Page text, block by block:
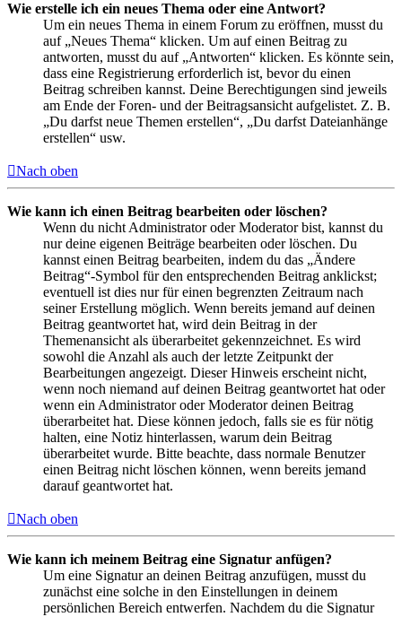
Wie erstelle ich ein neues Thema oder eine Antwort?
Um ein neues Thema in einem Forum zu eröffnen, musst du
auf „Neues Thema“ klicken. Um auf einen Beitrag zu
antworten, musst du auf „Antworten“ klicken. Es könnte sein,
dass eine Registrierung erforderlich ist, bevor du einen
Beitrag schreiben kannst. Deine Berechtigungen sind jeweils
am Ende der Foren- und der Beitragsansicht aufgelistet. Z. B.
„Du darfst neue Themen erstellen“, „Du darfst Dateianhänge
erstellen“ usw.
Nach oben
Wie kann ich einen Beitrag bearbeiten oder löschen?
Wenn du nicht Administrator oder Moderator bist, kannst du
nur deine eigenen Beiträge bearbeiten oder löschen. Du
kannst einen Beitrag bearbeiten, indem du das „Ändere
Beitrag“-Symbol für den entsprechenden Beitrag anklickst;
eventuell ist dies nur für einen begrenzten Zeitraum nach
seiner Erstellung möglich. Wenn bereits jemand auf deinen
Beitrag geantwortet hat, wird dein Beitrag in der
Themenansicht als überarbeitet gekennzeichnet. Es wird
sowohl die Anzahl als auch der letzte Zeitpunkt der
Bearbeitungen angezeigt. Dieser Hinweis erscheint nicht,
wenn noch niemand auf deinen Beitrag geantwortet hat oder
wenn ein Administrator oder Moderator deinen Beitrag
überarbeitet hat. Diese können jedoch, falls sie es für nötig
halten, eine Notiz hinterlassen, warum dein Beitrag
überarbeitet wurde. Bitte beachte, dass normale Benutzer
einen Beitrag nicht löschen können, wenn bereits jemand
darauf geantwortet hat.
Nach oben
Wie kann ich meinem Beitrag eine Signatur anfügen?
Um eine Signatur an deinen Beitrag anzufügen, musst du
zunächst eine solche in den Einstellungen in deinem
persönlichen Bereich entwerfen. Nachdem du die Signatur